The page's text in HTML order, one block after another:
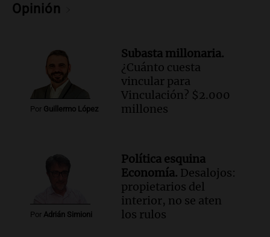
Opinión
Por Guillermo López
Subasta millonaria.
¿Cuánto cuesta
vincular para
Vinculación? $2.000
millones
Por Adrián Simioni
Política esquina
Economía. Desalojos:
propietarios del
interior, no se aten
los rulos